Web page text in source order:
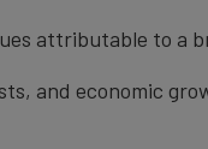
attributable to a
and economic